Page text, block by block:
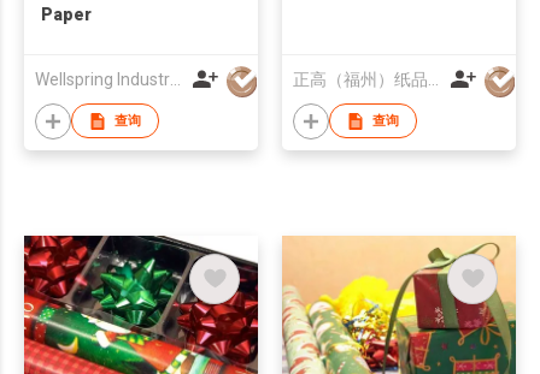
Paper
Wellspring Industrial Co., Ltd.
查询 查询